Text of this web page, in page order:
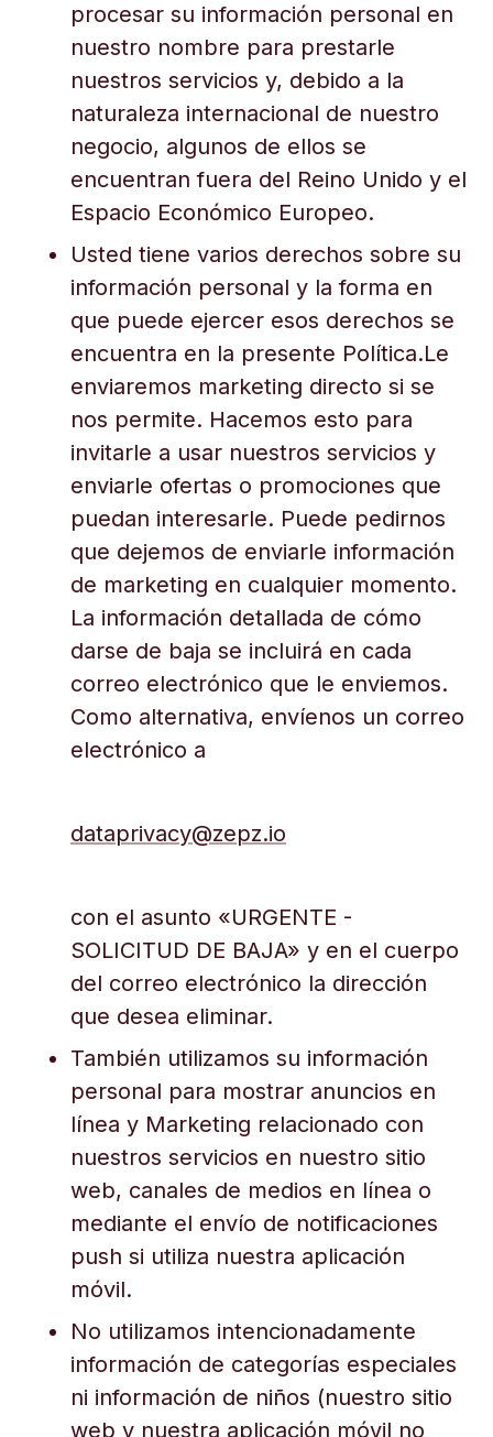
procesar su información personal en
nuestro nombre para prestarle
nuestros servicios y, debido a la
naturaleza internacional de nuestro
negocio, algunos de ellos se
encuentran fuera del Reino Unido y el
Espacio Económico Europeo.
Usted tiene varios derechos sobre su
información personal y la forma en
que puede ejercer esos derechos se
encuentra en la presente Política.Le
enviaremos marketing directo si se
nos permite. Hacemos esto para
invitarle a usar nuestros servicios y
enviarle ofertas o promociones que
puedan interesarle. Puede pedirnos
que dejemos de enviarle información
de marketing en cualquier momento.
La información detallada de cómo
darse de baja se incluirá en cada
correo electrónico que le enviemos.
Como alternativa, envíenos un correo
electrónico a
dataprivacy@zepz.io
con el asunto «URGENTE -
SOLICITUD DE BAJA» y en el cuerpo
del correo electrónico la dirección
que desea eliminar.
También utilizamos su información
personal para mostrar anuncios en
línea y Marketing relacionado con
nuestros servicios en nuestro sitio
web, canales de medios en línea o
mediante el envío de notificaciones
push si utiliza nuestra aplicación
móvil.
No utilizamos intencionadamente
información de categorías especiales
ni información de niños (nuestro sitio
web y nuestra aplicación móvil no